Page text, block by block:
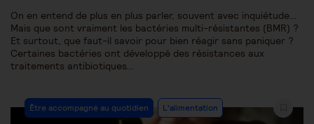
On en entend de plus en plus parler, souvent avec inquiétude…
Mais que sont vraiment les bactéries multi-résistantes (BMR) ?
Et surtout, que faut-il savoir pour bien réagir sans paniquer ?
Certaines bactéries ont développé des résistances aux
traitements antibiotiques…
Post
Category:
Être accompagné au quotidien L'alimentation